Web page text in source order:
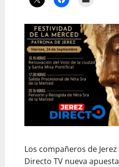
Los compañeros de Jerez
Directo TV nueva apuesta